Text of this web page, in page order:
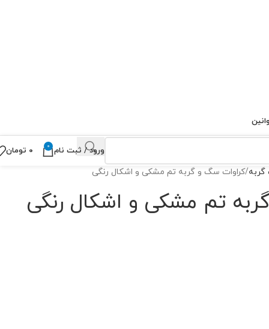
ورود / ثبت نام 0 ۰ تومان
گربه کراوات سگ و گربه تم مشکی و اشکال رنگی
تم مشکی و اشکال رنگی